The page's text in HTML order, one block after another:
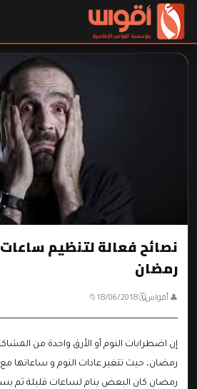
نصائح فعالة لتنظيم
رمضان
👤 أقواس🗓 18/06/2018
📁
إن اضطرابات النوم أو الأرق واحدة من
رمضان، حيث تتغير عادات النوم و ساعاتها مع
رمضان كان البعض ينام لساعات قليلة ثم